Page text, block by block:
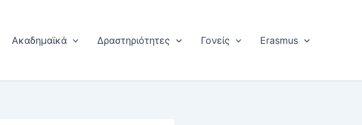
Ακαδημαϊκά Δραστηριότητες Γονείς Erasmus